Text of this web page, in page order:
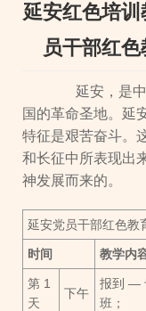
延安红色培
员干部红色
延安，是中
国的革命圣地。延
特征是艰苦奋斗。
和长征中所表现出
神发展而来的。
延安党员干部红色教
时间 教学内
第 1
天
下午
报到 —
班；